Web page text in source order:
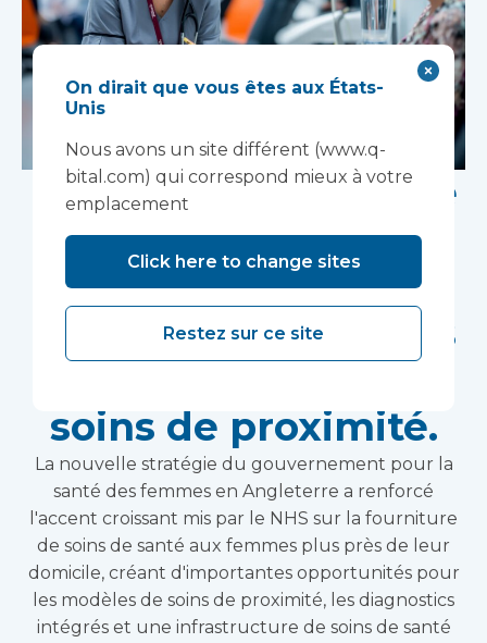
La nouvelle stratégie
nationale pour la
santé des femmes
offre des possibilités
soins de proximité.
La nouvelle stratégie du gouvernement pour la
santé des femmes en Angleterre a renforcé
l'accent croissant mis par le NHS sur la fourniture
de soins de santé aux femmes plus près de leur
domicile, créant d'importantes opportunités pour
les modèles de soins de proximité, les diagnostics
intégrés et une infrastructure de soins de santé
On dirait que vous êtes aux États-
Unis
Nous avons un site différent (www.q-
bital.com) qui correspond mieux à votre
emplacement
Click here to change sites
Restez sur ce site